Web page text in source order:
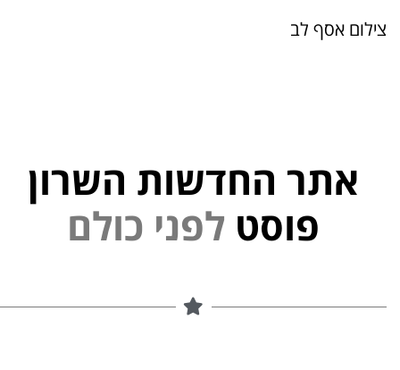
צילום אסף לב
אתר החדשות השרון
פוסט